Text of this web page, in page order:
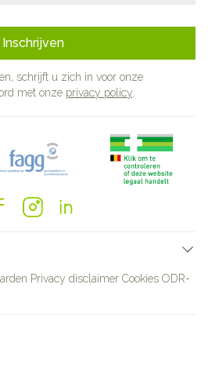
Inschrijven
schrijft u zich in voor onze
met onze privacy policy
Privacy disclaimer Cookies ODR-